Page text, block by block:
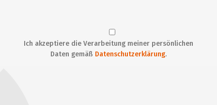
Ich akzeptiere die Verarbeitung meiner persönlichen
Daten gemäß Datenschutzerklärung.